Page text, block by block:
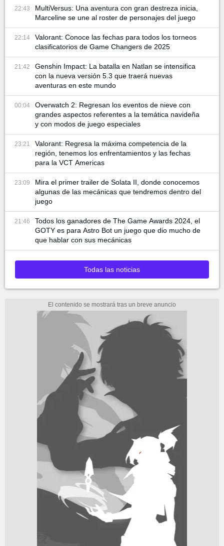
22:43
MultiVersus: Una aventura con gran destreza inicia,
Marceline se une al roster de personajes del juego
22:14
Valorant: Conoce las fechas para todos los torneos
clasificatorios de Game Changers de 2025
21:42
Genshin Impact: La batalla en Natlan se intensifica
con la nueva versión 5.3 que traerá nuevas
aventuras en este mundo
00:04
Overwatch 2: Regresan los eventos de nieve con
grandes aspectos referentes a la temática navideña
y con modos de juego especiales
23:21
Valorant: Regresa la máxima competencia de la
región, tenemos los enfrentamientos y las fechas
para la VCT Americas
23:09
Mira el primer trailer de Solata II, donde conocemos
algunas de las mecánicas que tendremos dentro del
juego
21:46
Todos los ganadores de The Game Awards 2024, el
GOTY es para Astro Bot un juego que dio mucho de
que hablar con sus mecánicas
Todas las noticias